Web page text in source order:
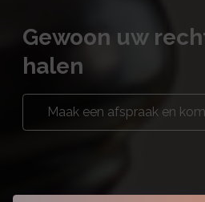
Gewoon uw
halen
Maak een afspraak en